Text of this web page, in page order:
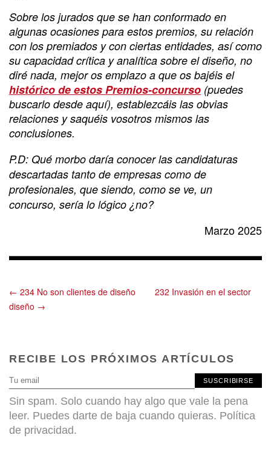
Sobre los jurados que se han conformado en
algunas ocasiones para estos premios, su relación
con los premiados y con ciertas entidades, así como
su capacidad crítica y analítica sobre el diseño, no
diré nada, mejor os emplazo a que os bajéis el
histórico de estos Premios-concurso (puedes
buscarlo desde aquí), establezcáis las obvias
relaciones y saquéis vosotros mismos las
conclusiones.
P.D: Qué morbo daría conocer las candidaturas
descartadas tanto de empresas como de
profesionales, que siendo, como se ve, un
concurso, sería lo lógico ¿no?
Marzo 2025
← 234 No son clientes de diseño
232 Invasión en el sector
diseño →
RECIBE LOS PRÓXIMOS ARTÍCULOS
SUSCRIBIRSE
Sin spam. Solo cuando hay algo que vale la pena
leer. Puedes darte de baja cuando quieras. Política
de privacidad.